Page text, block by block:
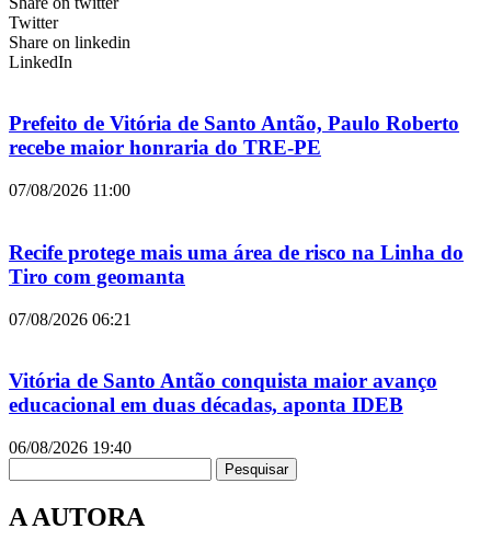
Twitter
Share on linkedin
LinkedIn
Prefeito de Vitória de Santo Antão, Paulo Roberto
recebe maior honraria do TRE-PE
07/08/2026 11:00
Recife protege mais uma área de risco na Linha do
Tiro com geomanta
07/08/2026 06:21
Vitória de Santo Antão conquista maior avanço
educacional em duas décadas, aponta IDEB
06/08/2026 19:40
Pesquisar
A AUTORA